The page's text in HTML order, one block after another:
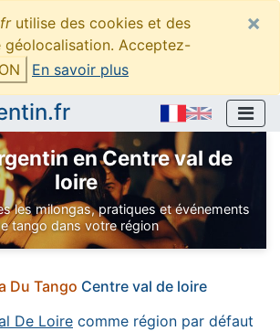
utilise des cookies et des
géolocalisation. Acceptez-
En savoir plus
×
en Centre val de
loire
les milongas, pratiques et événements
tango dans votre région
Du Tango Centre val de loire
De Loire comme région par défaut